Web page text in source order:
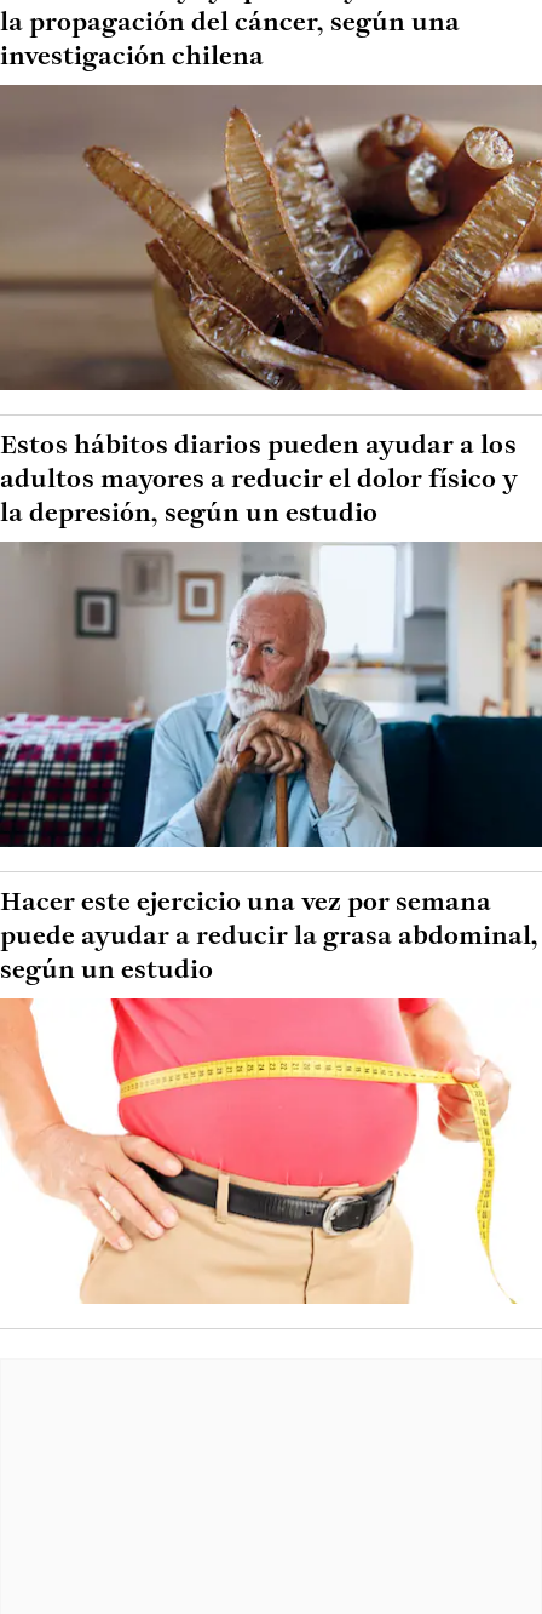
la propagación del cáncer, según una
investigación chilena
Estos hábitos diarios pueden ayudar a los
adultos mayores a reducir el dolor físico y
la depresión, según un estudio
Hacer este ejercicio una vez por semana
puede ayudar a reducir la grasa abdominal,
según un estudio